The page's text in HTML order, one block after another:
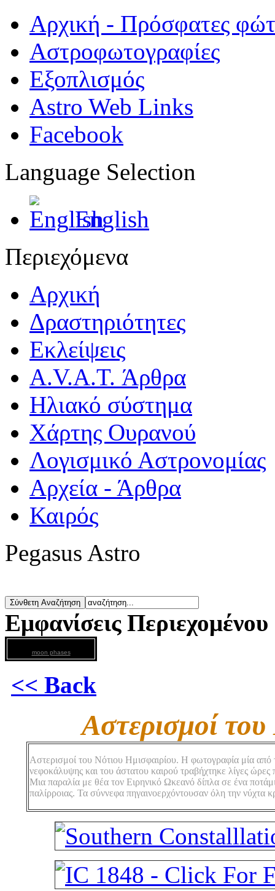
Αρχική - Πρόσφατες
Αστροφωτογραφίες
Εξοπλισμός
Astro Web Links
Facebook
Language Selection
English
Περιεχόμενα
Αρχική
Δραστηριότητες
Εκλείψεις
A.V.A.T. Άρθρα
Ηλιακό σύστημα
Χάρτης Ουρανού
Λογισμικό Αστρoνομίας
Αρχεία - Άρθρα
Καιρός
Pegasus Astro
Εμφανίσεις Περιεχομένου
moon phases
<< Back
Αστερισμοί
Αστερισμοί του Νότιου Ημισφαιρίου. Η φωτογραφία μία από
νεφοκάλυψης και του άστατου καιρού τραβήχτηκε λίγες
Μια παραλία με θέα τον Ειρηνικό Ωκεανό δίπλα σε ένα
παλίρροιας. Τα σύννεφα πηγαινοερχόντουσαν όλη την νύχτα